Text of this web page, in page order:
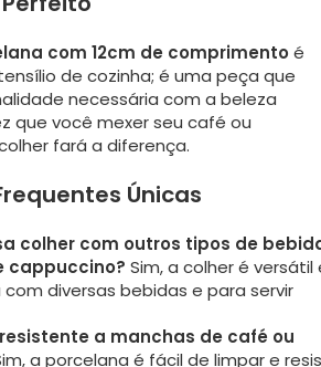
com 12cm de comprimentoé
de cozinha; é uma peça que
necessária com a beleza
que você mexer seu café ou
fará a diferença.
Únicas
colher com outros tipos de
cappuccino? Sim, a colher é versátil
diversas bebidas e para servir
a manchas de café ou
a porcelana é fácil de limpar e